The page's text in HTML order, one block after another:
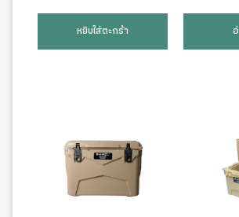
หยิบใส่ตะกร้า